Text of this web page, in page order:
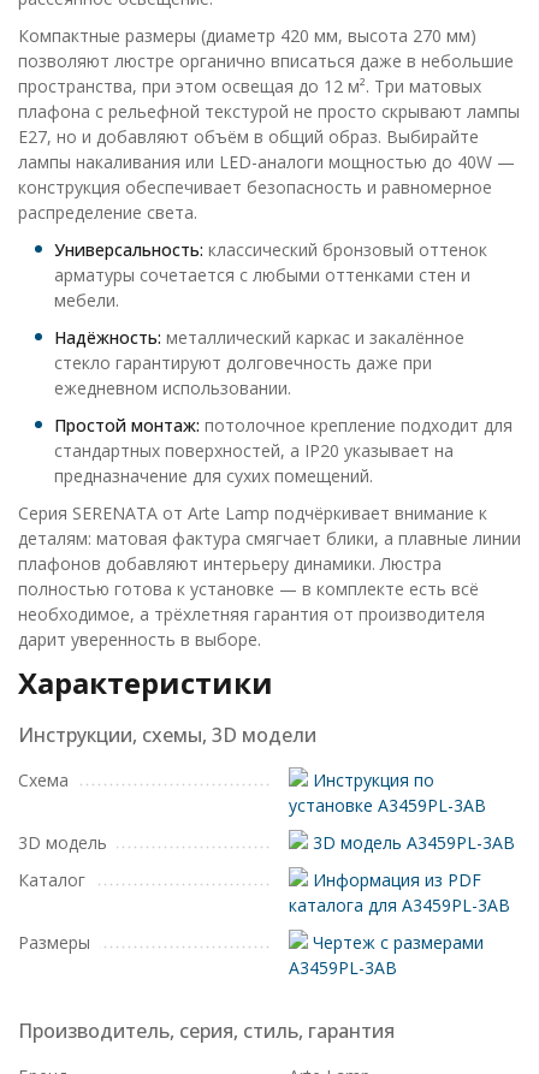
Компактные размеры (диаметр 420 мм, высота 270 мм)
позволяют люстре органично вписаться даже в небольшие
пространства, при этом освещая до 12 м². Три матовых
плафона с рельефной текстурой не просто скрывают лампы
E27, но и добавляют объём в общий образ. Выбирайте
лампы накаливания или LED-аналоги мощностью до 40W —
конструкция обеспечивает безопасность и равномерное
распределение света.
Универсальность: классический бронзовый оттенок
арматуры сочетается с любыми оттенками стен и
мебели.
Надёжность: металлический каркас и закалённое
стекло гарантируют долговечность даже при
ежедневном использовании.
Простой монтаж: потолочное крепление подходит для
стандартных поверхностей, а IP20 указывает на
предназначение для сухих помещений.
Серия SERENATA от Arte Lamp подчёркивает внимание к
деталям: матовая фактура смягчает блики, а плавные линии
плафонов добавляют интерьеру динамики. Люстра
полностью готова к установке — в комплекте есть всё
необходимое, а трёхлетняя гарантия от производителя
дарит уверенность в выборе.
Характеристики
Инструкции, схемы, 3D модели
Схема
Инструкция по
установке A3459PL-3AB
3D модель
3D модель A3459PL-3AB
Каталог
Информация из PDF
каталога для A3459PL-3AB
Размеры
Чертеж с размерами
A3459PL-3AB
Производитель, серия, стиль, гарантия